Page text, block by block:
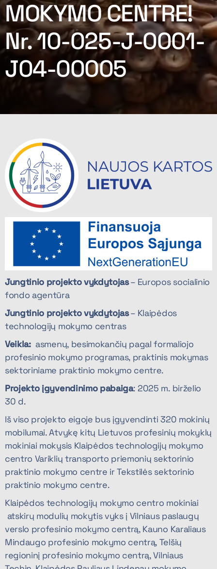
MOKYMO CENTRE!
Nr. 10-025-J-0001-
J04-00005
Jungtinio projekto vykdytojas– Europos socialinio
fondo agentūra
Jungtinio projekto vykdytojas– Klaipėdos
technologijų mokymo centras
Veikla:asmenų, besimokančių pagal formaliojo
profesinio mokymo programas, praktinis mokymas
sektoriniame praktinio mokymo centre.
Projekto įgyvendinimo pabaiga: 2025 m. birželio
30 d.
Iš viso projekto eigoje bus įgyvendinti 320 mokinių
mobilumai. Atvykę kitų Lietuvos profesinių mokyklų
mokiniai mokysis Klaipėdos technologijų mokymo
centro Variklių transporto priemonių sektorinio
praktinio mokymo centre ir Tekstilės sektorinio
praktinio mokymo centre.
Klaipėdos technologijų mokymo centro mokiniai
atskirų modulių mokytis vyks į Vilniaus paslaugų
verslo profesinio mokymo centrą, Kauno Karaliaus
Mindaugo profesinio mokymo centrą, Telšių
regioninį profesinio mokymo centrą, Vilniaus